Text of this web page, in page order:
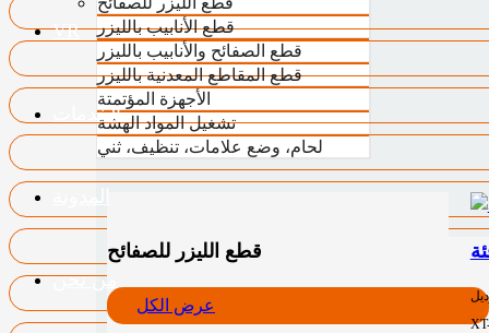
قطع الأنابيب بالليزر
قطع الصفائح والأنابيب بالليزر
قطع المقاطع المعدنية بالليزر
الأجهزة المؤتمتة
تشغيل المواد الهشة
لحام، وضع علامات، تنظيف، ثني
قطع الليزر للصفائح
عرض الكل
VR
الخدمات
من نحن